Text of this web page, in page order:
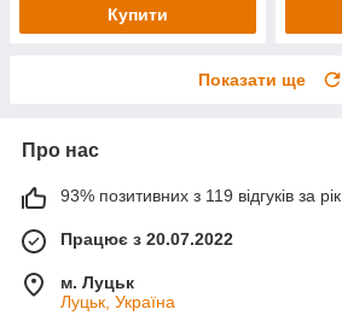
Купити
Показати ще
Про нас
93% позитивних з 119 відгуків за рік
Працює з 20.07.2022
м. Луцьк
Луцьк, Україна